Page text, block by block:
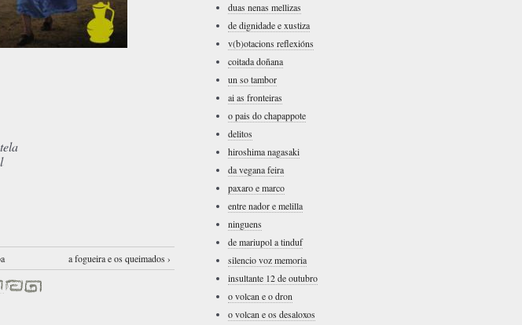
a fogueira e os queimados ›
duas nenas mellizas
de dignidade e xustiza
v(b)otacions reflexións
coitada doñana
un so tambor
ai as fronteiras
o pais do chapappote
delitos
hiroshima nagasaki
da vegana feira
paxaro e marco
entre nador e melilla
ninguens
de mariupol a tinduf
silencio voz memoria
insultante 12 de outubro
o volcan e o dron
o volcan e os desaloxos